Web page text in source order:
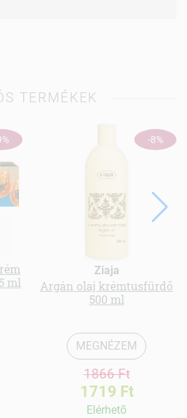
TERMÉKEK
ml
-8%
Ziaja
Argán olaj krémtusfürdő
500 ml
MEGNÉZEM
1866 Ft
1719 Ft
Elérhetõ